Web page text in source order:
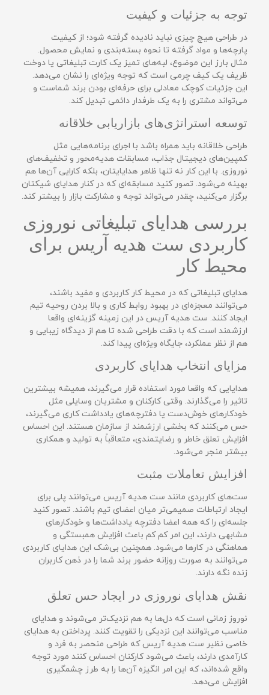
توجه به جزئیات و کیفیت
در طراحی هیچ چیزی نباید نادیده گرفته شود؛ از کیفیت
پارچه‌ها و مواد گرفته تا نحوه بسته‌بندی و نمایش محصول.
مثال بارز این موضوع، لبه‌های تمیز یک کارت تبلیغاتی یا دوخت
ظریف یک کیف چرمی است که توجه ویژه‌ای را نشان می‌دهد.
این جزئیات کوچک معادلی برای حرفه‌ای بودن برند شماست و
می‌تواند مشتری را به یک طرفدار دائمی تبدیل کند.
توسعه استراتژی‌های بازاریابی خلاقانه
طراحی خلاقانه باید همراه باشد با اجرای برنامه‌هایی مثل
کمپین‌های دیجیتال جذاب، مسابقات هدیه‌محور و تخفیف‌های
نوروزی. با این کار نه تنها ظاهر هدایایتان، بلکه کارایی آن‌ها هم
بهینه ‌می‌شود. تصور کنید مسابقه‌ای که در کنار هدایای شیکتان
برگزار می‌کنید، چقدر می‌تواند توجه و مشارکت بازار را بیشتر کند.
بررسی هدایای تبلیغاتی نوروزی
کاربردی ست هدیه آریس برای
محیط کار
هدایای تبلیغاتی که در محیط کار کاربردی و مفید باشند،
می‌توانند معجزه‌ای در بهبود روابط کاری و بالا بردن روحیه تیم
ایجاد کنند. ست هدیه آریس در این زمینه گزینه‌ای واقعا
ارزشمند است که با دقت طراحی شده تا هم از دیدگاه زیبایی و
هم از نظر عملکرد، جایگاه ویژه‌ای پیدا کند.
مزایای انتخاب هدایای کاربردی
هدایایی که واقعا مورد استفاده قرار می‌گیرند، همیشه بیشترین
تاثیر را می‌گذارند. وقتی کارکنان و مشتریان وسایلی مثل
خودکارهای خوش‌دست یا دفترچه‌های یادداشت کاری می‌گیرند،
حس می‌کنند که بخشی ارزشمند از سازمان هستند. این احساس
افزایش تعلق خاطر و رضایتمندی، متعاقباً به تولید و همکاری
بیشتر منجر می‌شود.
افزایش تعاملات مثبت
ست‌های کاربردی مانند ست هدیه آریس می‌توانند پلی برای
ایجاد ارتباطات صمیمی‌تر میان اعضای تیم باشند. تصور کنید
جلسه‌ای را که همه اعضا دفترچه یادداشت‌ها و خودکارهای
مشابهی دارند، این امر کم کم باعث افزایش همبستگی و
هماهنگی در کارها می‌شود. همچنین بی‌شک این هدایای کاربردی
می‌توانند به صورت روزانه حضور برند شما را در ذهن کاربران
زنده نگه دارند.
نقش هدایای نوروزی در ایجاد حس تعلق
نوروز زمانی است که دل‌ها به هم نزدیک‌تر می‌شوند و هدایای
مناسب می‌توانند این نزدیکی را تقویت کنند. پرداختن به هدایای
خاصی نظیر ست هدیه آریس که طراحی منحصر به فرد و
کارآمدی دارند، باعث می‌شود کارکنان احساس کنند مورد توجه
واقع شده‌اند، که این امر انگیزه آن‌ها را به طرز چشمگیری
افزایش می‌دهد.